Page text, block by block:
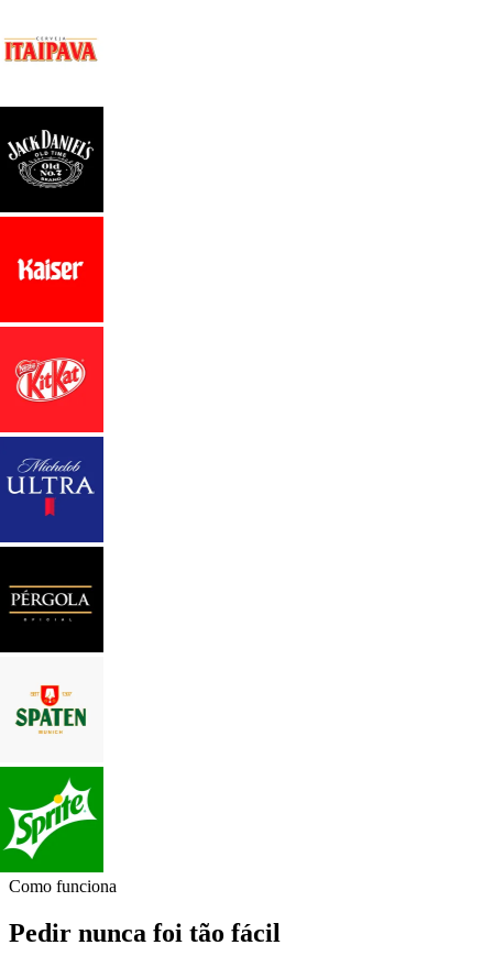
Como funciona
Pedir nunca foi tão fácil